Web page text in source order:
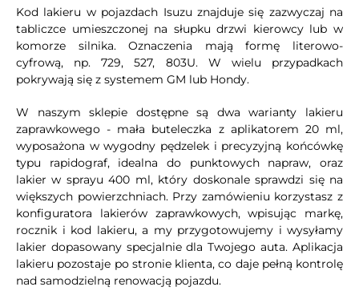
Kod lakieru w pojazdach Isuzu znajduje się zazwyczaj na
tabliczce umieszczonej na słupku drzwi kierowcy lub w
komorze silnika. Oznaczenia mają formę literowo-
cyfrową, np. 729, 527, 803U. W wielu przypadkach
pokrywają się z systemem GM lub Hondy.
W naszym sklepie dostępne są dwa warianty lakieru
zaprawkowego - mała buteleczka z aplikatorem 20 ml,
wyposażona w wygodny pędzelek i precyzyjną końcówkę
typu rapidograf, idealna do punktowych napraw, oraz
lakier w sprayu 400 ml, który doskonale sprawdzi się na
większych powierzchniach. Przy zamówieniu korzystasz z
konfiguratora lakierów zaprawkowych, wpisując markę,
rocznik i kod lakieru, a my przygotowujemy i wysyłamy
lakier dopasowany specjalnie dla Twojego auta. Aplikacja
lakieru pozostaje po stronie klienta, co daje pełną kontrolę
nad samodzielną renowacją pojazdu.